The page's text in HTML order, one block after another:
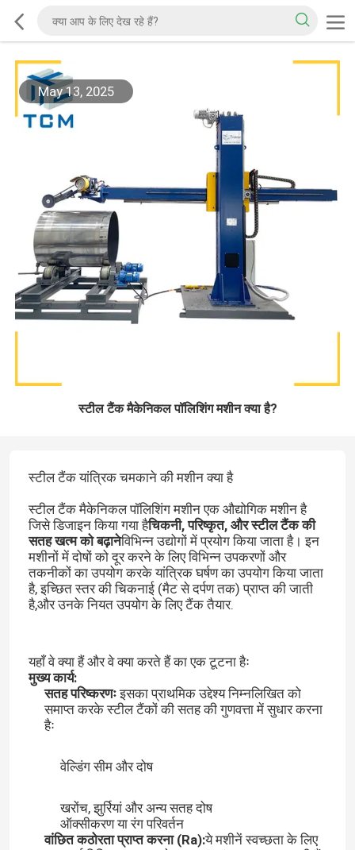
May 13, 2025
स्टील टैंक मैकेनिकल पॉलिशिंग मशीन क्या है?
स्टील टैंक यांत्रिक चमकाने की मशीन क्या है
स्टील टैंक मैकेनिकल पॉलिशिंग मशीन एक औद्योगिक मशीन है
जिसे डिजाइन किया गया हैचिकनी, परिष्कृत, और स्टील टैंक की
सतह खत्म को बढ़ानेविभिन्न उद्योगों में प्रयोग किया जाता है। इन
मशीनों में दोषों को दूर करने के लिए विभिन्न उपकरणों और
तकनीकों का उपयोग करके यांत्रिक घर्षण का उपयोग किया जाता
है, इच्छित स्तर की चिकनाई (मैट से दर्पण तक) प्राप्त की जाती
है,और उनके नियत उपयोग के लिए टैंक तैयार.
यहाँ वे क्या हैं और वे क्या करते हैं का एक टूटना हैः
मुख्य कार्य:
सतह परिष्करणः इसका प्राथमिक उद्देश्य निम्नलिखित को
समाप्त करके स्टील टैंकों की सतह की गुणवत्ता में सुधार करना
हैः
वेल्डिंग सीम और दोष
खरोंच, झुर्रियां और अन्य सतह दोष
ऑक्सीकरण या रंग परिवर्तन
वांछित कठोरता प्राप्त करना (Ra):ये मशीनें स्वच्छता के लिए